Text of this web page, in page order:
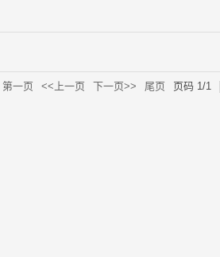
第一页 <<上一页 下一页>> 尾页 页码 1/1